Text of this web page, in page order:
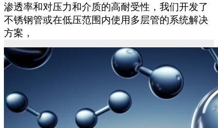
渗透率和对压力和介质的高耐受性，我们开发了
不锈钢管或在低压范围内使用多层管的系统解决
方案，